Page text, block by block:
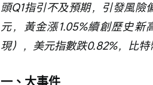
頭Q1指引不及預期，引發風險
元，黃金漲1.05%續創歷史
現），美元指數跌0.82%，比特
一、大事件